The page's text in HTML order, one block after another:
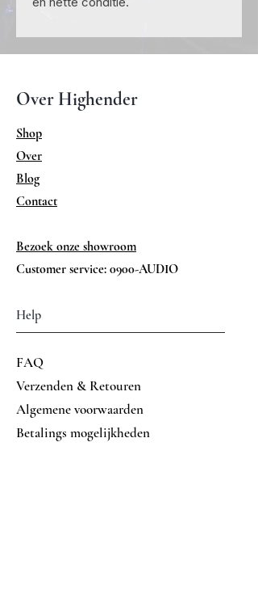
Over Highender
Shop
Over
Blog
Contact
Bezoek onze showroom
Customer service: 0900-AUDIO
Help
FAQ
Verzenden & Retouren
Algemene voorwaarden
Betalings mogelijkheden